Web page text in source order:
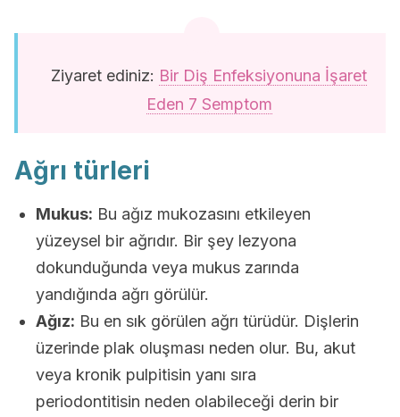
Ziyaret ediniz: Bir Diş Enfeksiyonuna İşaret
Eden 7 Semptom
Ağrı türleri
Mukus: Bu ağız mukozasını etkileyen
yüzeysel bir ağrıdır. Bir şey lezyona
dokunduğunda veya mukus zarında
yandığında ağrı görülür.
Ağız: Bu en sık görülen ağrı türüdür. Dişlerin
üzerinde plak oluşması neden olur. Bu, akut
veya kronik pulpitisin yanı sıra
periodontitisin neden olabileceği derin bir